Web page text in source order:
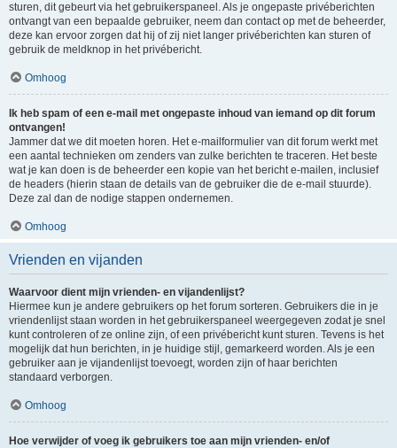
sturen, dit gebeurt via het gebruikerspaneel. Als je ongepaste privéberichten
ontvangt van een bepaalde gebruiker, neem dan contact op met de beheerder,
deze kan ervoor zorgen dat hij of zij niet langer privéberichten kan sturen of
gebruik de meldknop in het privébericht.
Omhoog
Ik heb spam of een e-mail met ongepaste inhoud van iemand op dit forum
ontvangen!
Jammer dat we dit moeten horen. Het e-mailformulier van dit forum werkt met
een aantal technieken om zenders van zulke berichten te traceren. Het beste
wat je kan doen is de beheerder een kopie van het bericht e-mailen, inclusief
de headers (hierin staan de details van de gebruiker die de e-mail stuurde).
Deze zal dan de nodige stappen ondernemen.
Omhoog
Vrienden en vijanden
Waarvoor dient mijn vrienden- en vijandenlijst?
Hiermee kun je andere gebruikers op het forum sorteren. Gebruikers die in je
vriendenlijst staan worden in het gebruikerspaneel weergegeven zodat je snel
kunt controleren of ze online zijn, of een privébericht kunt sturen. Tevens is het
mogelijk dat hun berichten, in je huidige stijl, gemarkeerd worden. Als je een
gebruiker aan je vijandenlijst toevoegt, worden zijn of haar berichten
standaard verborgen.
Omhoog
Hoe verwijder of voeg ik gebruikers toe aan mijn vrienden- en/of